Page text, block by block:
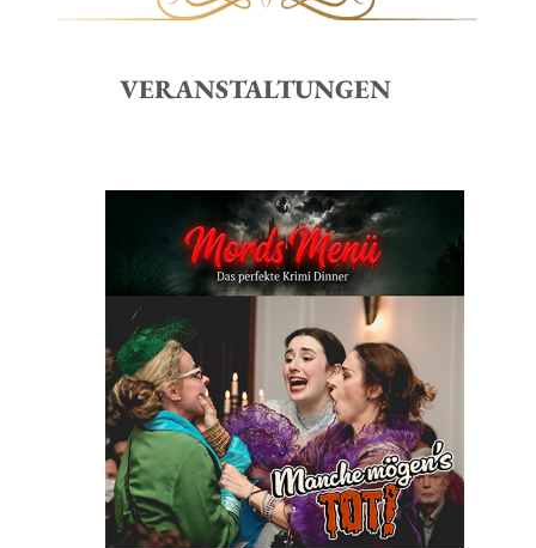
VERANSTALTUNGEN